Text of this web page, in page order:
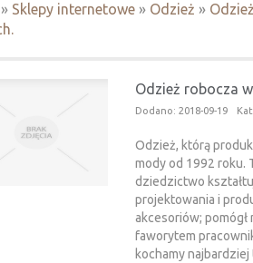
» Sklepy internetowe » Odzież »
Odzież robocza
Dodano: 2018-09-19
Odzież, którą
mody od 1992 roku.
dziedzictwo
projektowania i
akcesoriów; pomógł
faworytem
kochamy